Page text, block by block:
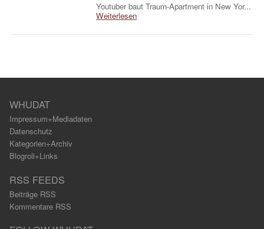
Youtuber baut Traum-Apartment in New Yor...
Weiterlesen
WHUDAT
Impressum+Mediadaten
Datenschutz
Kategorien+Archiv
Blogroll+Links
RSS FEEDS
Beiträge RSS
Kommentare RSS